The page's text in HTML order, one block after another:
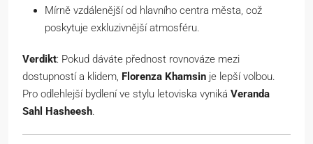
Mírně vzdálenější od hlavního centra města, což
poskytuje exkluzivnější atmosféru.
Verdikt: Pokud dáváte přednost rovnováze mezi
dostupností a klidem, Florenza Khamsin je lepší volbou.
Pro odlehlejší bydlení ve stylu letoviska vyniká Veranda
Sahl Hasheesh